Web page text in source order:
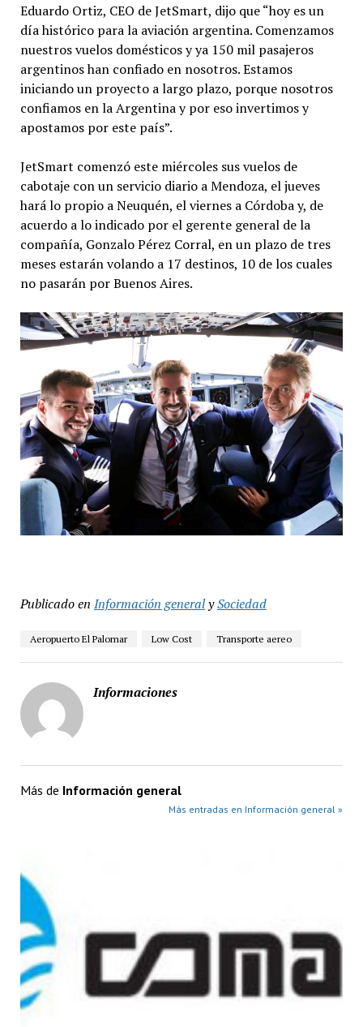
Eduardo Ortiz, CEO de JetSmart, dijo que “hoy es un
día histórico para la aviación argentina. Comenzamos
nuestros vuelos domésticos y ya 150 mil pasajeros
argentinos han confiado en nosotros. Estamos
iniciando un proyecto a largo plazo, porque nosotros
confiamos en la Argentina y por eso invertimos y
apostamos por este país”.
JetSmart comenzó este miércoles sus vuelos de
cabotaje con un servicio diario a Mendoza, el jueves
hará lo propio a Neuquén, el viernes a Córdoba y, de
acuerdo a lo indicado por el gerente general de la
compañía, Gonzalo Pérez Corral, en un plazo de tres
meses estarán volando a 17 destinos, 10 de los cuales
no pasarán por Buenos Aires.
Publicado en Información generalySociedad
Aeropuerto El Palomar Low Cost Transporte aereo
Informaciones
Más de Información general
Más entradas en Información general »